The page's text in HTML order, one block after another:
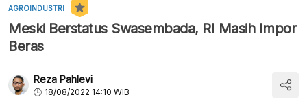
AGROINDUSTRI
Meski Berstatus Swasembada, RI Masih Impor
Beras
Reza Pahlevi
18/08/2022 14:10 WIB